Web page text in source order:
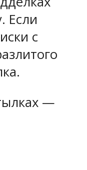
Если
с
—